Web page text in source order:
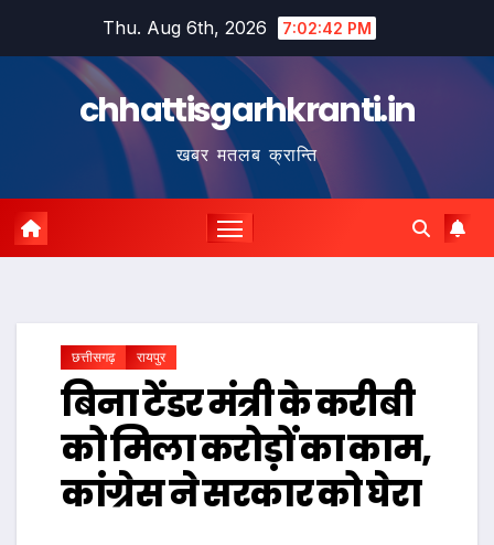
Thu. Aug 6th, 2026 7:02:43 PM
chhattisgarhkranti.in
खबर मतलब क्रान्ति
छत्तीसगढ़ रायपुर
बिना टेंडर मंत्री के करीबी
को मिला करोड़ों का काम,
कांग्रेस ने सरकार को घेरा